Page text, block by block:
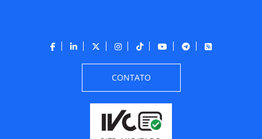
CONTATO